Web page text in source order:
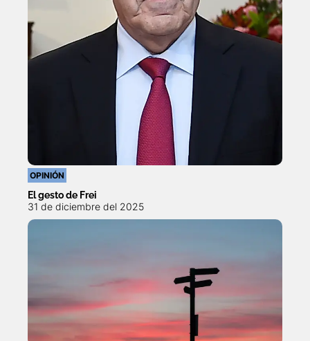
OPINIÓN
El gesto de Frei
31 de diciembre del 2025